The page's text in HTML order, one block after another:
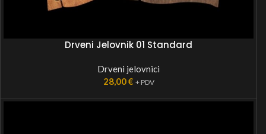
Drveni Jelovnik 01 Standard
Drveni jelovnici
28,00€ + PDV